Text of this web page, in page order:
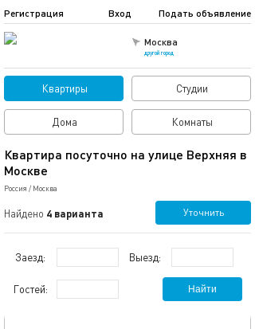
Москва
другой город
Подать объявление
Регистрация Вход
Квартиры Студии
Дома Комнаты
Квартира посуточно на улице Верхняя в
Москве
Россия / Москва
Найдено 4 варианта Уточнить
Заезд: Выезд:
Гостей: Найти